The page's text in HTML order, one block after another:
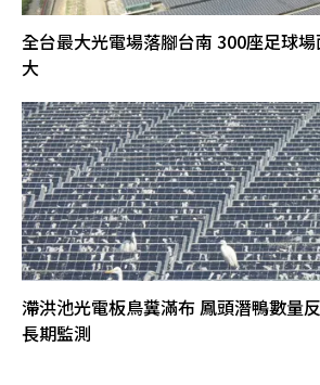
全台最大光電場落腳台南 300座足球
大
滯洪池光電板鳥糞滿布 鳳頭潛鴨數量
長期監測